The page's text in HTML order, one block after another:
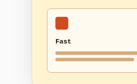
Fast